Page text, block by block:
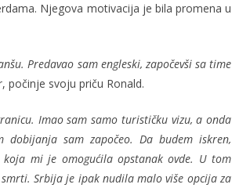
Njegova motivacija je bila promena u
Predavao sam engleski, započevši sa time
, počinje svoju priču Ronald.
Imao sam samo turističku vizu, a onda
sam započeo. Da budem iskren,
mi je omogućila opstanak ovde. U tom
Srbija je ipak nudila malo više opcija za